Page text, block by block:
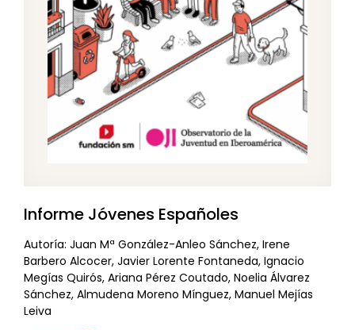
Informe Jóvenes Españoles
Autoría: Juan Mª González-Anleo Sánchez, Irene
Barbero Alcocer, Javier Lorente Fontaneda, Ignacio
Megías Quirós, Ariana Pérez Coutado, Noelia Álvarez
Sánchez, Almudena Moreno Mínguez, Manuel Mejías
Leiva